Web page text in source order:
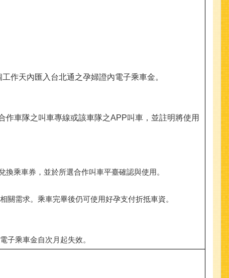
作天內匯入台北通之孕婦證內電子乘車金。
車隊之叫車專線或該車隊之APP叫車，並註明將使用
乘車券，並於所選合作叫車平臺確認與使用。
需求。乘車完畢後仍可使用好孕支付折抵車資。
子乘車金自次月起失效。